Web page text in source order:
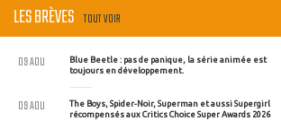
LES BRÈVES TOUT VOIR
Blue Beetle : pas de panique, la série animée est
toujours en développement.
09 AOU
The Boys, Spider-Noir, Superman et aussi Supergirl
récompensés aux Critics Choice Super Awards 2026
09 AOU